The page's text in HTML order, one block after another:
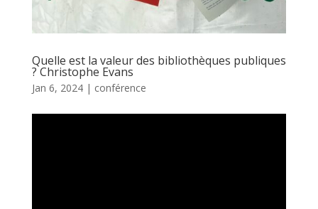
Quelle est la valeur des bibliothèques publiques
? Christophe Evans
Jan 6, 2024| conférence